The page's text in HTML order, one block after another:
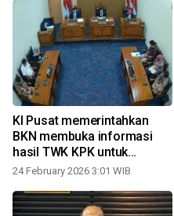
KI Pusat memerintahkan
BKN membuka informasi
hasil TWK KPK untuk
pemohon
24 February 2026 3:01 WIB